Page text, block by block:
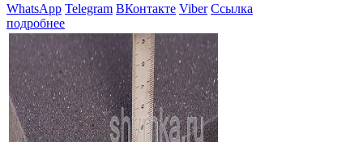
WhatsApp Telegram ВКонтакте Viber Ссылка
подробнее